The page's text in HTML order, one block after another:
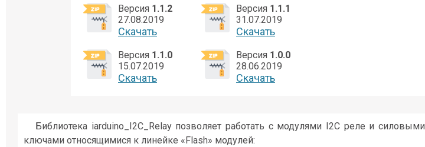
Версия 1.1.2
27.08.2019
Cкачать
Версия 1.1.1
31.07.2019
Cкачать
Версия 1.1.0
15.07.2019
Cкачать
Версия 1.0.0
28.06.2019
Cкачать
Библиотека iarduino_I2C_Relay позволяет работать с модулями I2C реле и силовыми
ключами относящимися к линейке «Flash» модулей: